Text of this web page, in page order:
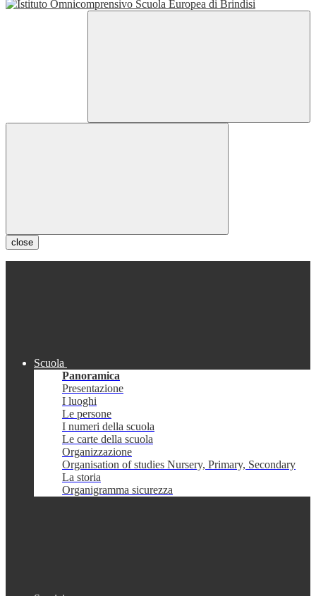
close
Scuola
Panoramica
Presentazione
I luoghi
Le persone
I numeri della scuola
Le carte della scuola
Organizzazione
Organisation of studies Nursery, Primary, Secondary
La storia
Organigramma sicurezza